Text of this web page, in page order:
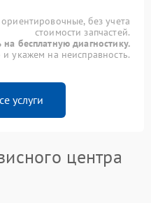
без учета
стоимости запчастей.
на бесплатную диагностику.
укажем на неисправность.
услуги
центра